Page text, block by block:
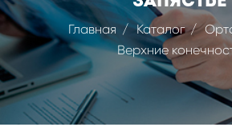
Главная Каталог
Верхние